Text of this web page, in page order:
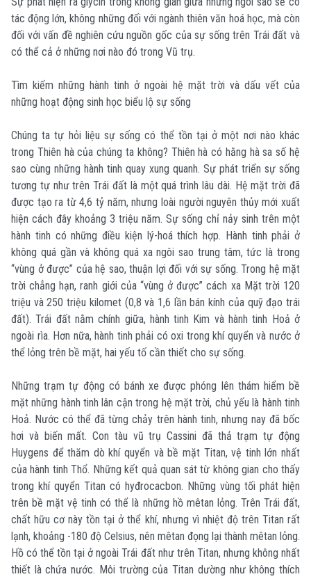
tác động lớn, không những đối với ngành thiên văn hoá học, mà còn
đối với vấn đề nghiên cứu nguồn gốc của sự sống trên Trái đất và
có thể cả ở những nơi nào đó trong Vũ trụ.
Tìm kiếm những hành tinh ở ngoài hệ mặt trời và dấu vết của
những hoạt động sinh học biểu lộ sự sống
Chúng ta tự hỏi liệu sự sống có thể tồn tại ở một nơi nào khác
trong Thiên hà của chúng ta không? Thiên hà có hằng hà sa số hệ
sao cùng những hành tinh quay xung quanh. Sự phát triển sự sống
tương tự như trên Trái đất là một quá trình lâu dài. Hệ mặt trời đã
được tạo ra từ 4,6 tỷ năm, nhưng loài người nguyên thủy mới xuất
hiện cách đây khoảng 3 triệu năm. Sự sống chỉ nảy sinh trên một
hành tinh có những điều kiện lý-hoá thích hợp. Hành tinh phải ở
không quá gần và không quá xa ngôi sao trung tâm, tức là trong
“vùng ở được” của hệ sao, thuận lợi đối với sự sống. Trong hệ mặt
trời chẳng hạn, ranh giới của “vùng ở được” cách xa Mặt trời 120
triệu và 250 triệu kilomet (0,8 và 1,6 lần bán kính của quỹ đạo trái
đất). Trái đất nằm chính giữa, hành tinh Kim và hành tinh Hoả ở
ngoài rìa. Hơn nữa, hành tinh phải có oxi trong khí quyển và nước ở
thể lỏng trên bề mặt, hai yếu tố cần thiết cho sự sống.
Những trạm tự động có bánh xe được phóng lên thám hiểm bề
mặt những hành tinh lân cận trong hệ mặt trời, chủ yếu là hành tinh
Hoả. Nước có thể đã từng chảy trên hành tinh, nhưng nay đã bốc
hơi và biến mất. Con tàu vũ trụ Cassini đã thả trạm tự động
Huygens để thăm dò khí quyển và bề mặt Titan, vệ tinh lớn nhất
của hành tinh Thổ. Những kết quả quan sát từ không gian cho thấy
trong khí quyển Titan có hyđrocacbon. Những vùng tối phát hiện
trên bề mặt vệ tinh có thể là những hồ mêtan lỏng. Trên Trái đất,
chất hữu cơ này tồn tại ở thể khí, nhưng vì nhiệt độ trên Titan rất
lạnh, khoảng -180 độ Celsius, nên mêtan đọng lại thành mêtan lỏng.
Hồ có thể tồn tại ở ngoài Trái đất như trên Titan, nhưng không nhất
thiết là chứa nước. Môi trường của Titan dường như không thích